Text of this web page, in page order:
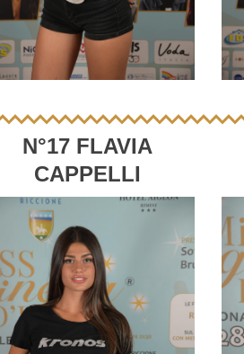
N°17 FLAVIA
CAPPELLI